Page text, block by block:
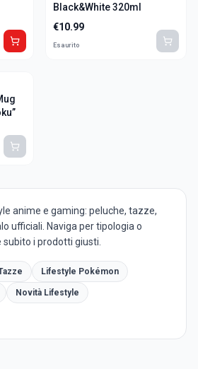
Black&White 320ml
€10.99
Esaurito
anime e gaming: peluche, tazze,
ufficiali. Naviga per tipologia o
i prodotti giusti.
Lifestyle Pokémon
Novità Lifestyle